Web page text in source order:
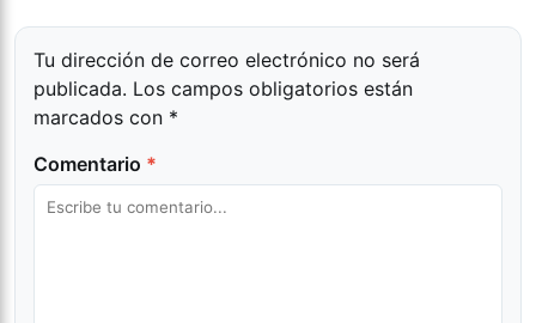
Tu dirección de correo electrónico no será
publicada. Los campos obligatorios están
marcados con *
Comentario *